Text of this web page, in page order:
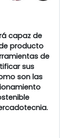
capaz de
producto
de
sus
son las